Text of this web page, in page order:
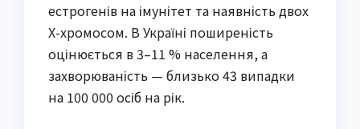
естрогенів на імунітет та наявність двох
Х-хромосом. В Україні поширеність
оцінюється в 3–11 % населення, а
захворюваність — близько 43 випадки
на 100 000 осіб на рік.